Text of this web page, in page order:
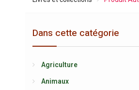
Dans cette catégorie
Agriculture
Animaux